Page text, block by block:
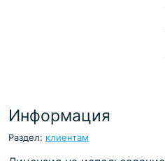
Информация
Раздел: клиентам